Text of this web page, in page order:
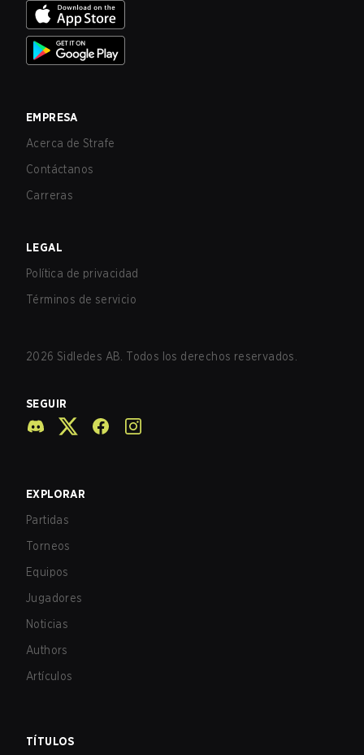
EMPRESA
Acerca de Strafe
Contáctanos
Carreras
LEGAL
Política de privacidad
Términos de servicio
2026 Sidledes AB. Todos los derechos reservados.
SEGUIR
EXPLORAR
Partidas
Torneos
Equipos
Jugadores
Noticias
Authors
Artículos
TÍTULOS